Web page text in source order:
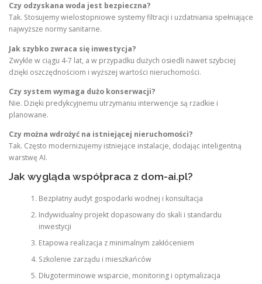
Czy odzyskana woda jest bezpieczna?
Tak. Stosujemy wielostopniowe systemy filtracji i uzdatniania spełniające
najwyższe normy sanitarne.
Jak szybko zwraca się inwestycja?
Zwykle w ciągu 4-7 lat, a w przypadku dużych osiedli nawet szybciej
dzięki oszczędnościom i wyższej wartości nieruchomości.
Czy system wymaga dużo konserwacji?
Nie. Dzięki predykcyjnemu utrzymaniu interwencje są rzadkie i
planowane.
Czy można wdrożyć na istniejącej nieruchomości?
Tak. Często modernizujemy istniejące instalacje, dodając inteligentną
warstwę AI.
Jak wygląda współpraca z dom-ai.pl?
Bezpłatny audyt gospodarki wodnej i konsultacja
Indywidualny projekt dopasowany do skali i standardu
inwestycji
Etapowa realizacja z minimalnym zakłóceniem
Szkolenie zarządu i mieszkańców
Długoterminowe wsparcie, monitoring i optymalizacja